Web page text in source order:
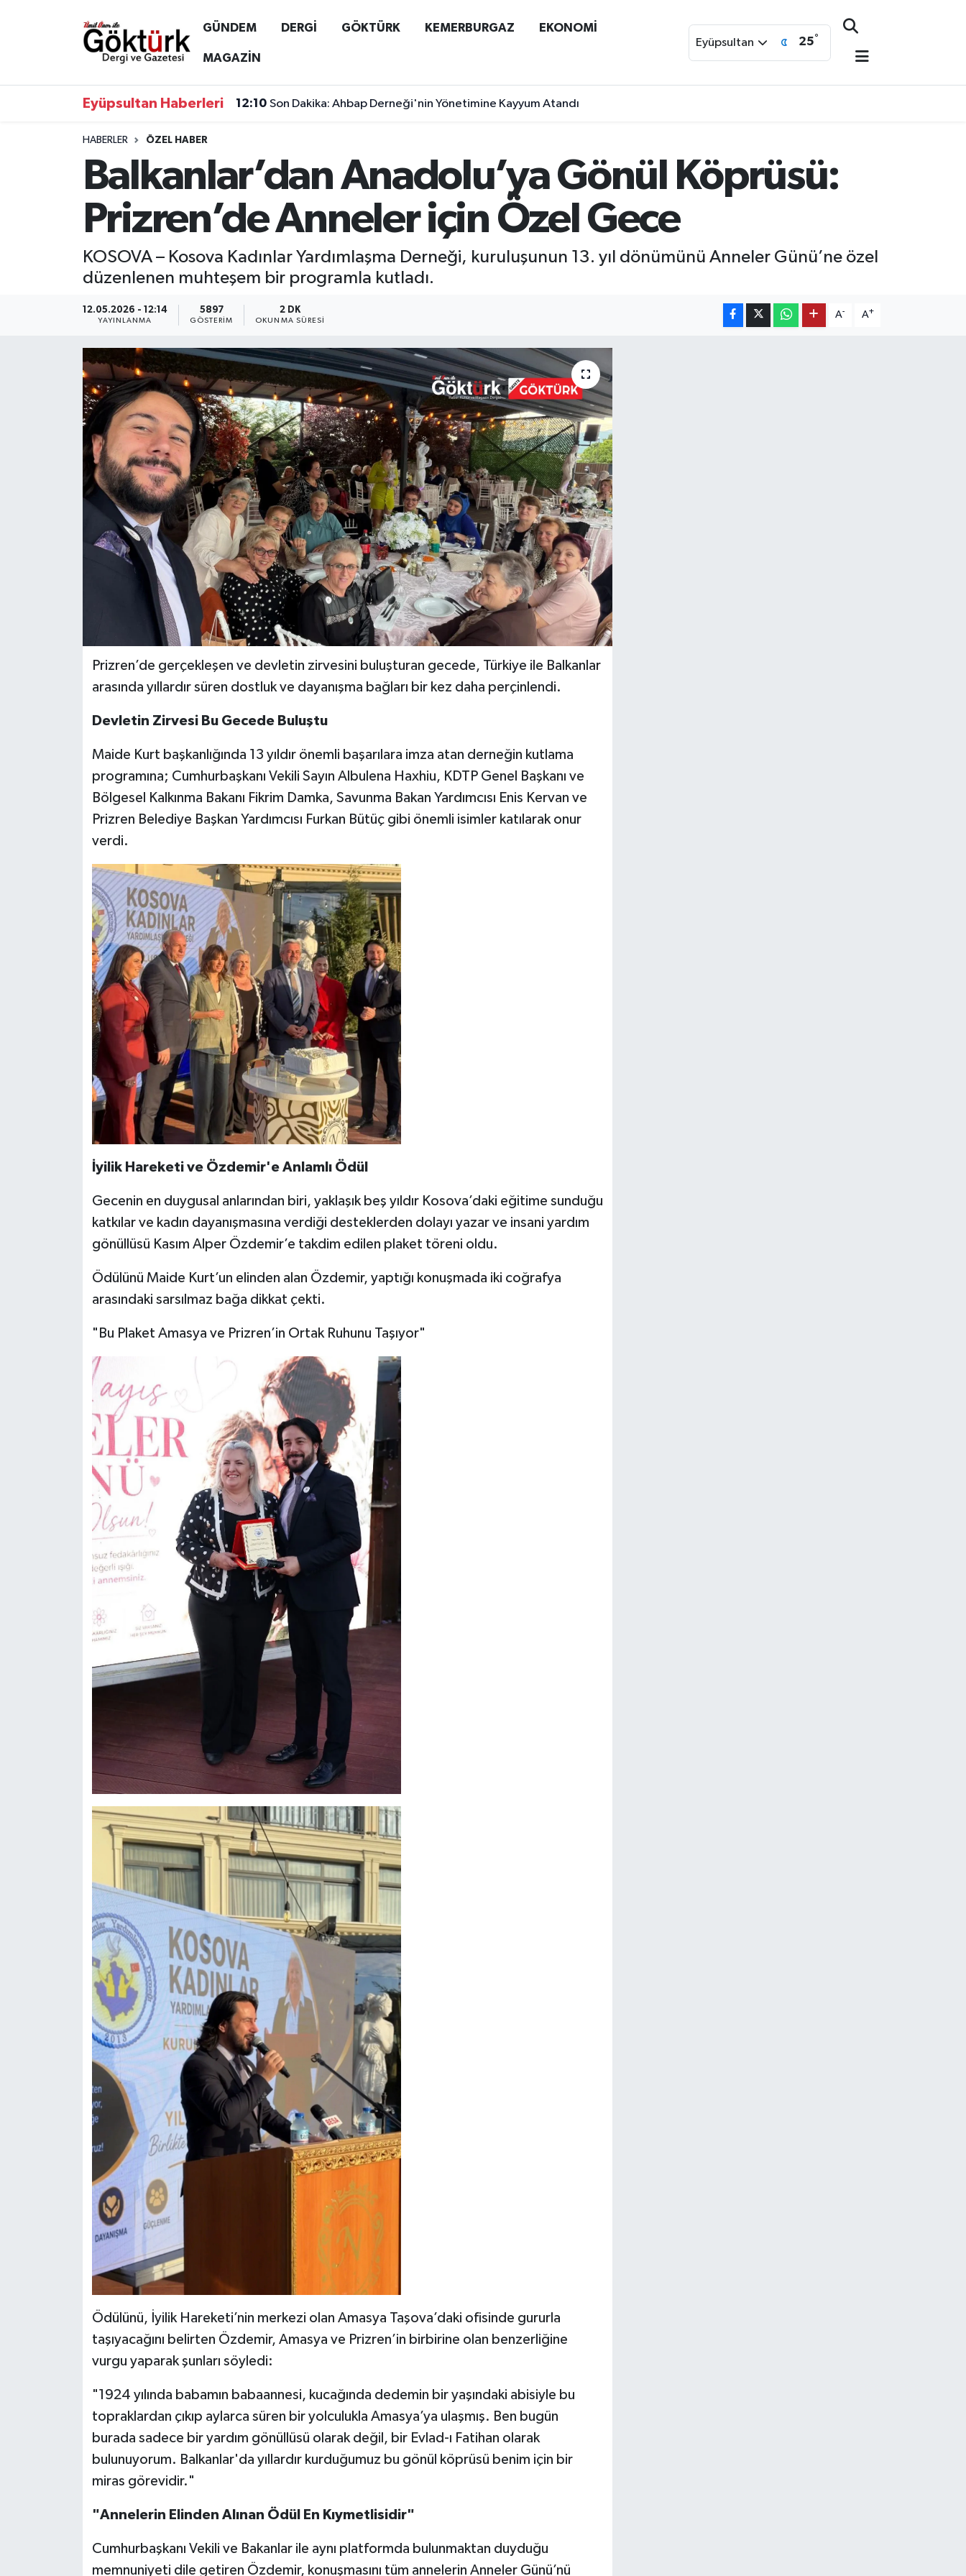
GÜNDEM DERGİ GÖKTÜRK KEMERBURGAZ EKONOMİ
MAGAZİN
Eyüpsultan 25°
Eyüpsultan Haberleri 12:10 Son Dakika: Ahbap Derneği'nin Yönetimine Kayyum Atandı
HABERLER ÖZEL HABER
Balkanlar’dan Anadolu’ya Gönül Köprüsü:
Prizren’de Anneler için Özel Gece
KOSOVA – Kosova Kadınlar Yardımlaşma Derneği, kuruluşunun 13. yıl dönümünü Anneler Günü’ne özel
düzenlenen muhteşem bir programla kutladı.
12.05.2026 - 12:14
YAYINLANMA
5897
GÖSTERIM
2 DK
OKUNMA SÜRESI
A- A+
Prizren’de gerçekleşen ve devletin zirvesini buluşturan gecede, Türkiye ile Balkanlar
arasında yıllardır süren dostluk ve dayanışma bağları bir kez daha perçinlendi.
Devletin Zirvesi Bu Gecede Buluştu
Maide Kurt başkanlığında 13 yıldır önemli başarılara imza atan derneğin kutlama
programına; Cumhurbaşkanı Vekili Sayın Albulena Haxhiu, KDTP Genel Başkanı ve
Bölgesel Kalkınma Bakanı Fikrim Damka, Savunma Bakan Yardımcısı Enis Kervan ve
Prizren Belediye Başkan Yardımcısı Furkan Bütüç gibi önemli isimler katılarak onur
verdi.
İyilik Hareketi ve Özdemir'e Anlamlı Ödül
Gecenin en duygusal anlarından biri, yaklaşık beş yıldır Kosova’daki eğitime sunduğu
katkılar ve kadın dayanışmasına verdiği desteklerden dolayı yazar ve insani yardım
gönüllüsü Kasım Alper Özdemir’e takdim edilen plaket töreni oldu.
Ödülünü Maide Kurt’un elinden alan Özdemir, yaptığı konuşmada iki coğrafya
arasındaki sarsılmaz bağa dikkat çekti.
"Bu Plaket Amasya ve Prizren’in Ortak Ruhunu Taşıyor"
Ödülünü, İyilik Hareketi’nin merkezi olan Amasya Taşova’daki ofisinde gururla
taşıyacağını belirten Özdemir, Amasya ve Prizren’in birbirine olan benzerliğine
vurgu yaparak şunları söyledi:
"1924 yılında babamın babaannesi, kucağında dedemin bir yaşındaki abisiyle bu
topraklardan çıkıp aylarca süren bir yolculukla Amasya’ya ulaşmış. Ben bugün
burada sadece bir yardım gönüllüsü olarak değil, bir Evlad-ı Fatihan olarak
bulunuyorum. Balkanlar'da yıllardır kurduğumuz bu gönül köprüsü benim için bir
miras görevidir."
"Annelerin Elinden Alınan Ödül En Kıymetlisidir"
Cumhurbaşkanı Vekili ve Bakanlar ile aynı platformda bulunmaktan duyduğu
memnuniyeti dile getiren Özdemir, konuşmasını tüm annelerin Anneler Günü’nü
Anne Çocuk
GÖKTÜRK
GÜNDEM
KEMERBURGAZ
KÜLTÜR - SANAT
MAGAZİN
ÖZEL HABER
Eyüpsultan Hava Durumu
Tüm Manşetler
Son Dakika Haberleri